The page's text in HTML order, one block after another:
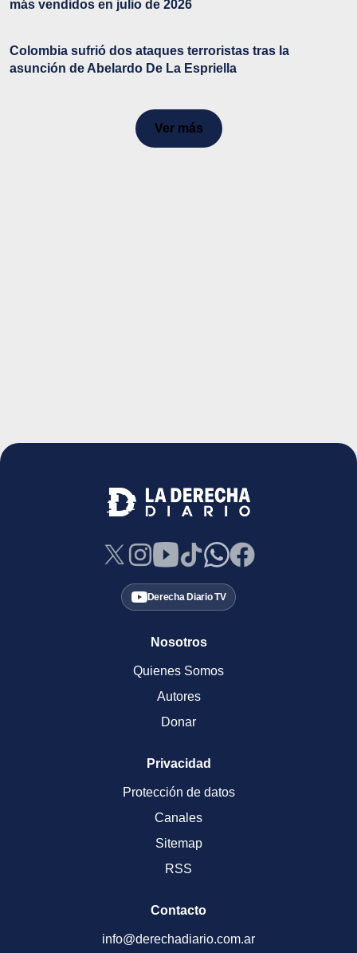
más vendidos en julio de 2026
Colombia sufrió dos ataques terroristas tras la
asunción de Abelardo De La Espriella
Ver más
Derecha Diario TV
Nosotros
Quienes Somos
Autores
Donar
Privacidad
Protección de datos
Canales
Sitemap
RSS
Contacto
info@derechadiario.com.ar